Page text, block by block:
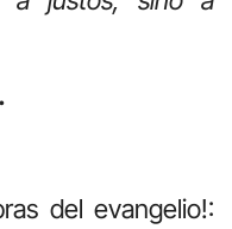
del evangelio!: